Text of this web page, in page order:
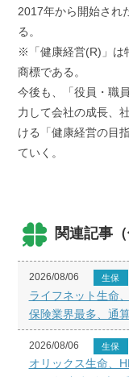
2017年から開始され
る。
※「健康経営(R)」は
商標である。
今後も、「役員・職
力して会社の成長、
ける「健康経営の目
ていく。
関連記事
2026/08/06 生保
ライフネット生命
保険業界最多、通
2026/08/06 生保
オリックス生命、